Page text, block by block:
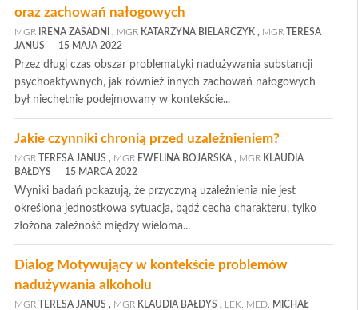
oraz zachowań nałogowych
MGR IRENA ZASADNI , MGR KATARZYNA BIELARCZYK , MGR
TERESA
JANUS
15 MAJA 2022
Przez długi czas obszar problematyki nadużywania substancji
psychoaktywnych, jak również innych zachowań nałogowych
był niechętnie podejmowany w kontekście...
Jakie czynniki chronią przed uzależnieniem?
MGR TERESA JANUS , MGR EWELINA BOJARSKA , MGR KLAUDIA
BAŁDYS
15 MARCA 2022
Wyniki badań pokazują, że przyczyną uzależnienia nie jest
określona jednostkowa sytuacja, bądź cecha charakteru, tylko
złożona zależność między wieloma...
Dialog Motywujący w kontekście problemów
nadużywania alkoholu
MGR TERESA JANUS , MGR KLAUDIA BAŁDYS , LEK. MED.
MICHAŁ